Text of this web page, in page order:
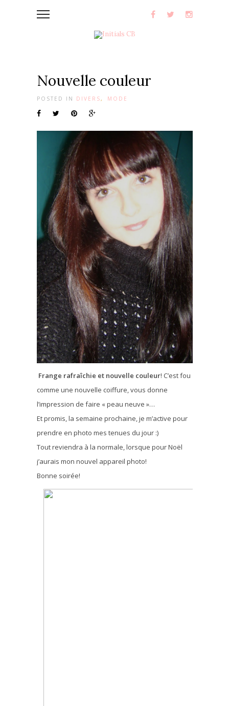
Nouvelle couleur
POSTED IN DIVERS, MODE
Frange rafraîchie et nouvelle couleur! C’est fou
comme une nouvelle coiffure, vous donne
l’impression de faire « peau neuve »…
Et promis, la semaine prochaine, je m’active pour
prendre en photo mes tenues du jour :)
Tout reviendra à la normale, lorsque pour Noël
j’aurais mon nouvel appareil photo!
Bonne soirée!